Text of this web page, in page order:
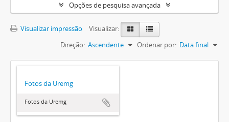
Opções de pesquisa avançada
Visualizar impressão
Visualizar:
Ordenar por: Data final
Direção: Ascendente
Fotos da Uremg
Fotos da Uremg